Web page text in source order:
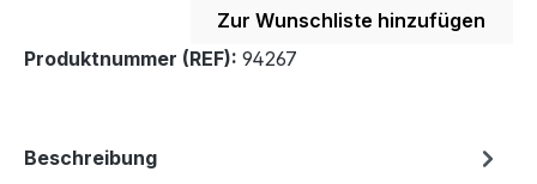
Zur Wunschliste hinzufügen
Produktnummer (REF): 94267
Beschreibung